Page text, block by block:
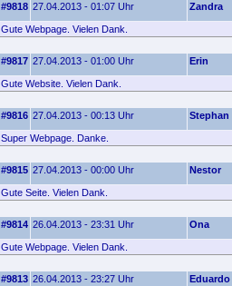
#9818 27.04.2013 - 01:07 Uhr Zandra
Gute Webpage. Vielen Dank.
#9817 27.04.2013 - 01:00 Uhr Erin
Gute Website. Vielen Dank.
#9816 27.04.2013 - 00:13 Uhr Stephan
Super Webpage. Danke.
#9815 27.04.2013 - 00:00 Uhr Nestor
Gute Seite. Vielen Dank.
#9814 26.04.2013 - 23:31 Uhr Ona
Gute Webpage. Vielen Dank.
#9813 26.04.2013 - 23:27 Uhr Eduardo